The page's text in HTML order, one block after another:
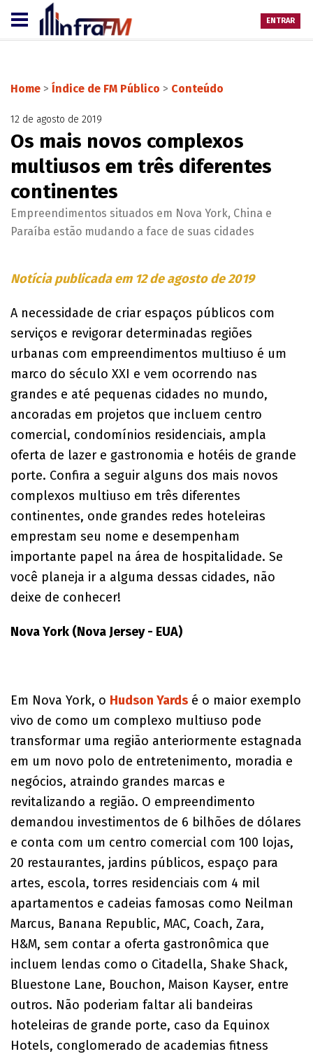
ENTRAR
Home > Índice de FM Público > Conteúdo
12 de agosto de 2019
Os mais novos complexos
multiusos em três diferentes
continentes
Empreendimentos situados em Nova York, China e
Paraíba estão mudando a face de suas cidades
Notícia publicada em 12 de agosto de 2019
A necessidade de criar espaços públicos com
serviços e revigorar determinadas regiões
urbanas com empreendimentos multiuso é um
marco do século XXI e vem ocorrendo nas
grandes e até pequenas cidades no mundo,
ancoradas em projetos que incluem centro
comercial, condomínios residenciais, ampla
oferta de lazer e gastronomia e hotéis de grande
porte. Confira a seguir alguns dos mais novos
complexos multiuso em três diferentes
continentes, onde grandes redes hoteleiras
emprestam seu nome e desempenham
importante papel na área de hospitalidade. Se
você planeja ir a alguma dessas cidades, não
deixe de conhecer!
Nova York (Nova Jersey - EUA)
Em Nova York, o Hudson Yards é o maior exemplo
vivo de como um complexo multiuso pode
transformar uma região anteriormente estagnada
em um novo polo de entretenimento, moradia e
negócios, atraindo grandes marcas e
revitalizando a região. O empreendimento
demandou investimentos de 6 bilhões de dólares
e conta com um centro comercial com 100 lojas,
20 restaurantes, jardins públicos, espaço para
artes, escola, torres residenciais com 4 mil
apartamentos e cadeias famosas como Neilman
Marcus, Banana Republic, MAC, Coach, Zara,
H&M, sem contar a oferta gastronômica que
incluem lendas como o Citadella, Shake Shack,
Bluestone Lane, Bouchon, Maison Kayser, entre
outros. Não poderiam faltar ali bandeiras
hoteleiras de grande porte, caso da Equinox
Hotels, conglomerado de academias fitness